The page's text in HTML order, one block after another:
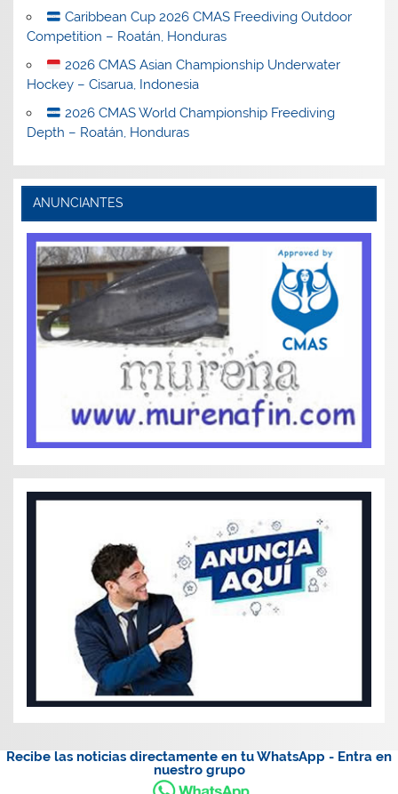
Caribbean Cup 2026 CMAS Freediving Outdoor
Competition – Roatán, Honduras
2026 CMAS Asian Championship Underwater
Hockey – Cisarua, Indonesia
2026 CMAS World Championship Freediving
Depth – Roatán, Honduras
ANUNCIANTES
Recibe las noticias directamente en tu WhatsApp - Entra en
nuestro grupo